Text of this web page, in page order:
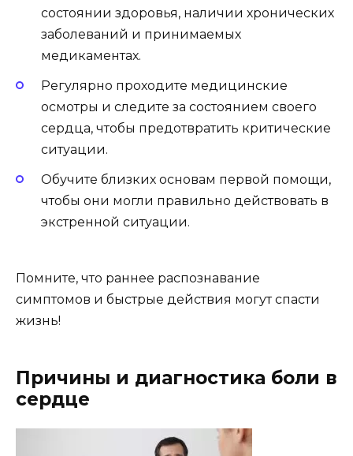
состоянии здоровья, наличии хронических
заболеваний и принимаемых
медикаментах.
Регулярно проходите медицинские
осмотры и следите за состоянием своего
сердца, чтобы предотвратить критические
ситуации.
Обучите близких основам первой помощи,
чтобы они могли правильно действовать в
экстренной ситуации.
Помните, что раннее распознавание
симптомов и быстрые действия могут спасти
жизнь!
Причины и диагностика боли в
сердце